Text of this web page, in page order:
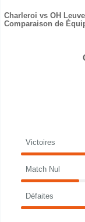
Charleroi vs OH
Comparaison de
Victoires
Match Nul
Défaites